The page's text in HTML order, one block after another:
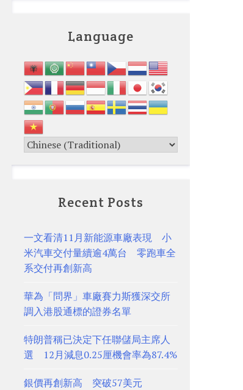
Language
Recent Posts
一文看清11月新能源車廠表現 小
米汽車交付量續逾4萬台 零跑車全
系交付再創新高
華為「問界」車廠賽力斯獲深交所
調入港股通標的證券名單
特朗普稱已決定下任聯儲局主席人
選 12月減息0.25厘機會率為87.4%
銀價再創新高 突破57美元